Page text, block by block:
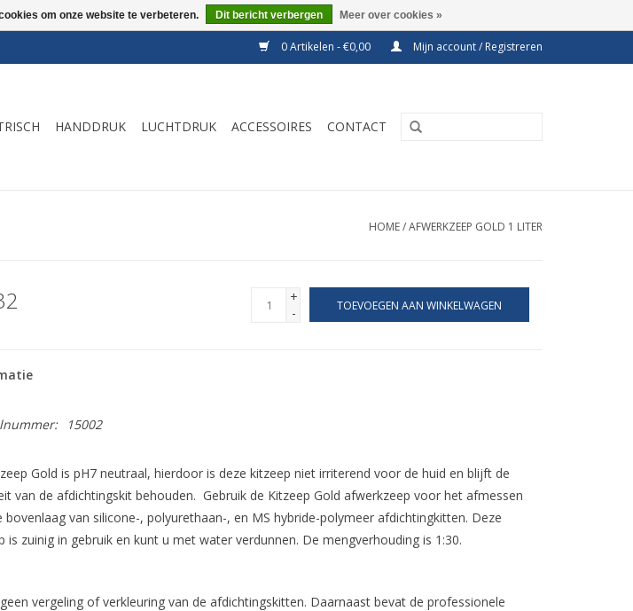
0 Artikelen - €0,00 Mijn account / Registreren
HANDDRUK LUCHTDRUK ACCESSOIRES CONTACT
HOME/AFWERKZEEP GOLD 1 LITER
+
-
TOEVOEGEN AAN WINKELWAGEN
15002
Gold is pH7 neutraal, hierdoor is deze kitzeep niet irriterend voor de huid en blijft de
van de afdichtingskit behouden. Gebruik de Kitzeep Gold afwerkzeep voor het afmessen
bovenlaag van silicone-, polyurethaan-, en MS hybride-polymeer afdichtingkitten. Deze
is zuinig in gebruik en kunt u met water verdunnen. De mengverhouding is 1:30.
vergeling of verkleuring van de afdichtingskitten. Daarnaast bevat de professionele
om onze website te verbeteren. Dit bericht verbergen Meer over cookies »